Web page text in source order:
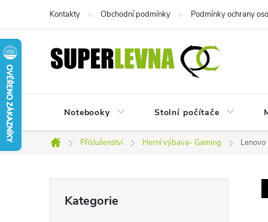
obsah
Kontakty Obchodní podmínky Podmínky ochrany
Notebooky Stolní počítače
Domů
Příslušenství Herní výbava- Gaming
kategorie
Kategorie